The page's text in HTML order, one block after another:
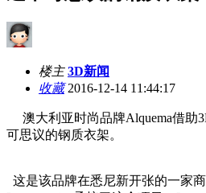
楼主 3D新闻
收藏2016-12-14 11:44:17
澳大利亚时尚品牌Alquema借助
可思议的钢质衣架。
这是该品牌在悉尼新开张的一家